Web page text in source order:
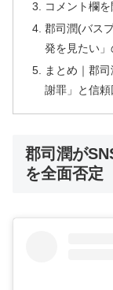
コメント欄
郡司潤(バス
発を見たい」
まとめ｜郡
謝罪」と信
郡司潤が
を全面否定